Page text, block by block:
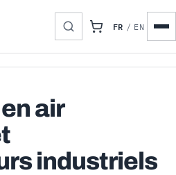
FR / EN
air
industriels